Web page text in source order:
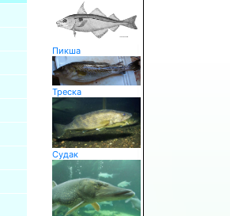
Пикша
Треска
Судак